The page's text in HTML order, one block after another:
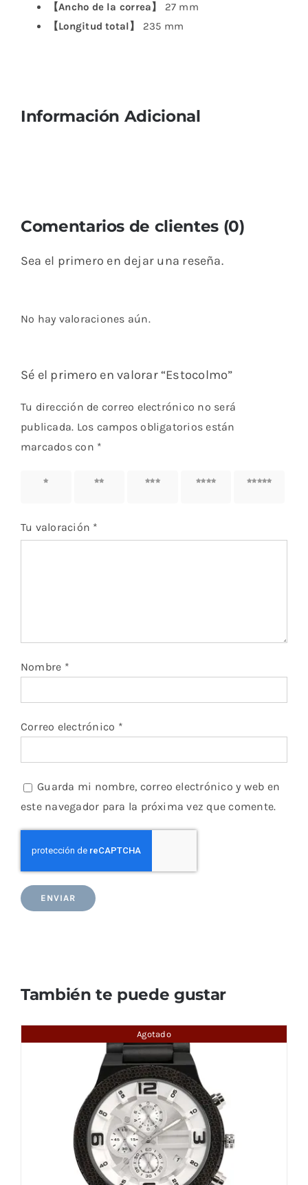
【Ancho de la correa】
27 mm
【Longitud total】
235 mm
Información Adicional
Comentarios de clientes (0)
Sea el primero en dejar una reseña.
No hay valoraciones aún.
Sé el primero en valorar “Estocolmo”
Tu dirección de correo electrónico no será
publicada. Los campos obligatorios están
marcados con *
1 de 5
2 de 5
3 de 5
4 de 5
5 de 5
Tu valoración *
Nombre *
Correo electrónico *
Guarda mi nombre, correo electrónico y web en
este navegador para la próxima vez que comente.
También te puede gustar
Agotado